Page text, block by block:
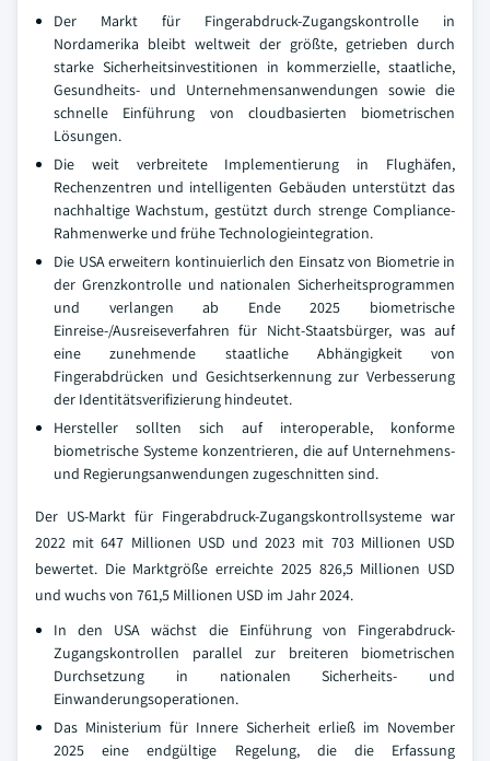
Der Markt für Fingerabdruck-Zugangskontrolle in
Nordamerika bleibt weltweit der größte, getrieben durch
starke Sicherheitsinvestitionen in kommerzielle, staatliche,
Gesundheits- und Unternehmensanwendungen sowie die
schnelle Einführung von cloudbasierten biometrischen
Lösungen.
Die weit verbreitete Implementierung in Flughäfen,
Rechenzentren und intelligenten Gebäuden unterstützt das
nachhaltige Wachstum, gestützt durch strenge Compliance-
Rahmenwerke und frühe Technologieintegration.
Die USA erweitern kontinuierlich den Einsatz von Biometrie in
der Grenzkontrolle und nationalen Sicherheitsprogrammen
und verlangen ab Ende 2025 biometrische
Einreise-/Ausreiseverfahren für Nicht-Staatsbürger, was auf
eine zunehmende staatliche Abhängigkeit von
Fingerabdrücken und Gesichtserkennung zur Verbesserung
der Identitätsverifizierung hindeutet.
Hersteller sollten sich auf interoperable, konforme
biometrische Systeme konzentrieren, die auf Unternehmens-
und Regierungsanwendungen zugeschnitten sind.
Der US-Markt für Fingerabdruck-Zugangskontrollsysteme war
2022 mit 647 Millionen USD und 2023 mit 703 Millionen USD
bewertet. Die Marktgröße erreichte 2025 826,5 Millionen USD
und wuchs von 761,5 Millionen USD im Jahr 2024.
In den USA wächst die Einführung von Fingerabdruck-
Zugangskontrollen parallel zur breiteren biometrischen
Durchsetzung in nationalen Sicherheits- und
Einwanderungsoperationen.
Das Ministerium für Innere Sicherheit erließ im November
2025 eine endgültige Regelung, die die Erfassung